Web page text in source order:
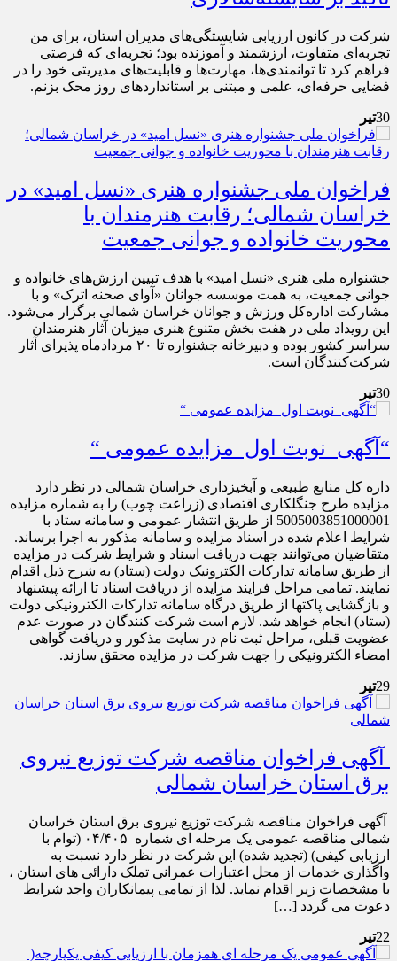
شرکت در کانون ارزیابی شایستگی‌های مدیران استان، برای من
تجربه‌ای متفاوت، ارزشمند و آموزنده بود؛ تجربه‌ای که فرصتی
فراهم کرد تا توانمندی‌ها، مهارت‌ها و قابلیت‌های مدیریتی خود را در
فضایی حرفه‌ای، علمی و مبتنی بر استانداردهای روز محک بزنم.
30تیر
فراخوان ملی جشنواره هنری «نسل امید» در
خراسان شمالی؛ رقابت هنرمندان با
محوریت خانواده و جوانی جمعیت
جشنواره ملی هنری «نسل امید» با هدف تبیین ارزش‌های خانواده و
جوانی جمعیت، به همت موسسه جوانان «آوای صحنه اترک» و با
مشارکت اداره‌کل ورزش و جوانان خراسان شمالی برگزار می‌شود.
این رویداد ملی در هفت بخش متنوع هنری میزبان آثار هنرمندان
سراسر کشور بوده و دبیرخانه جشنواره تا ۲۰ مردادماه پذیرای آثار
شرکت‌کنندگان است.
30تیر
“آگهی نوبت اول مزایده عمومی “
داره کل منابع طبیعی و آبخیزداری خراسان شمالی در نظر دارد
مزايده طرح جنگلکاری اقتصادی (زراعت چوب) را به شماره مزایده
5005003851000001 از طریق انتشار عمومی و سامانه ستاد با
شرایط اعلام شده در اسناد مزایده و سامانه مذکور به اجرا برساند.
متقاضیان می‌توانند جهت دریافت اسناد و شرایط شرکت در مزایده
از طریق سامانه تدارکات الکترونیک دولت (ستاد) به شرح ذیل اقدام
نمایند. تمامی مراحل فرایند مزایده از دریافت اسناد تا ارائه پیشنهاد
و بازگشایی پاکتها از طریق درگاه سامانه تدارکات الکترونیکی دولت
(ستاد) انجام خواهد شد. لازم است شرکت کنندگان در صورت عدم
عضویت قبلی، مراحل ثبت نام در سایت مذکور و دریافت گواهی
امضاء الکترونیکی را جهت شرکت در مزایده محقق سازند.
29تیر
آگهی فراخوان مناقصه شرکت توزیع نیروی
برق استان خراسان شمالی
آگهی فراخوان مناقصه شرکت توزیع نیروی برق استان خراسان
شمالی مناقصه عمومی یک مرحله ای شماره ۰۴/۴۰۵ (توام با
ارزیابی کیفی) (تجدید شده) این شرکت در نظر دارد نسبت به
واگذاری خدمات از محل اعتبارات عمرانی تملک دارائی های استان ،
با مشخصات زیر اقدام نماید. لذا از تمامی پیمانکاران واجد شرایط
دعوت می گردد […]
22تیر